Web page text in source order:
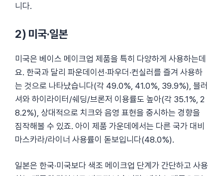
니다.
2) 미국·일본
미국은 베이스 메이크업 제품을 특히 다양하게 사용하는데
요. 한국과 달리 파운데이션·파우더·컨실러를 즐겨 사용하
는 것으로 나타났습니다(각 49.0%, 41.0%, 39.9%), 블러
셔와 하이라이터/쉐딩/브론저 이용률도 높아(각 35.1%, 2
8.2%), 상대적으로 치크와 음영 표현을 중시하는 경향을
짐작해볼 수 있죠. 아이 제품 가운데에서는 다른 국가 대비
마스카라/라이너 사용률이 돋보입니다(48.0%).
일본은 한국·미국보다 색조 메이크업 단계가 간단하고 사용